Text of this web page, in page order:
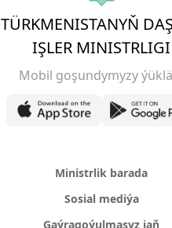
TÜRKMENISTANYŇ
IŞLER MINISTRLIGI
Mobil goşundymyzy
Ministrlik barada
Sosial mediýa
Gaýragoýulmasyz jaň